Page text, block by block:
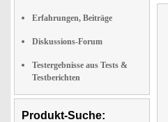
Erfahrungen, Beiträge
Diskussions-Forum
Testergebnisse aus Tests &
Testberichten
Produkt-Suche: